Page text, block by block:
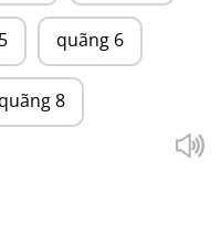
quãng 6
quãng 8